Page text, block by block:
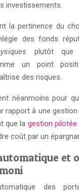
investissements.
la pertinence du
des fonds
plutôt que
un point
des risques.
néanmoins pour
rapport à une gestion
que la gestion pilotée
coût par un
et
des